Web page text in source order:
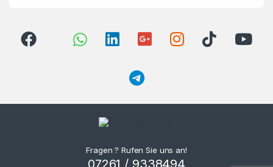
Fragen ? Rufen Sie uns an!
07261 / 9338494